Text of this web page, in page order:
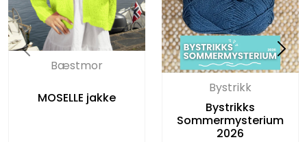
Bæstmor
MOSELLE jakke
Bystrikk
Bystrikks
Sommermysterium
2026